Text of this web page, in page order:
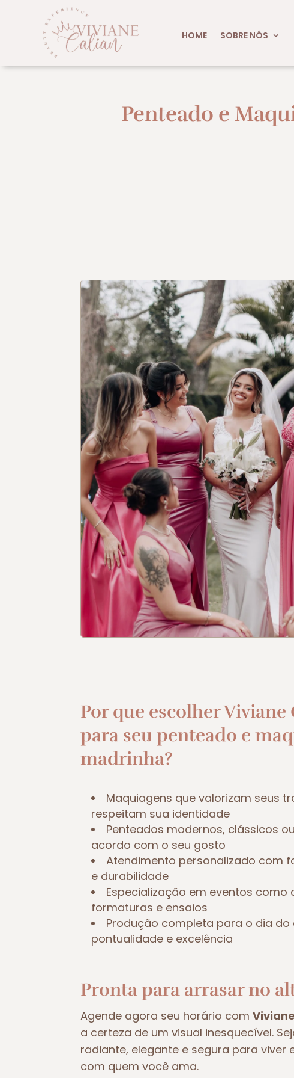
HOME SOBRE NÓS
Penteado e
Por que escolher Viviane
para seu penteado e
madrinha?
Maquiagens que valorizam seus
respeitam sua identidade
Penteados modernos, clássicos
acordo com o seu gosto
Atendimento personalizado com
e durabilidade
Especialização em eventos como
formaturas e ensaios
Produção completa para o dia do
pontualidade e excelência
Pronta para arrasar no
Agende agora seu horário com
a certeza de um visual inesquecível.
radiante, elegante e segura para viver
com quem você ama.